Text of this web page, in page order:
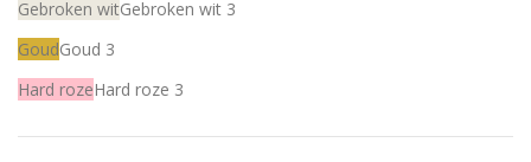
Gebroken witGebroken wit 3
GoudGoud 3
Hard rozeHard roze 3